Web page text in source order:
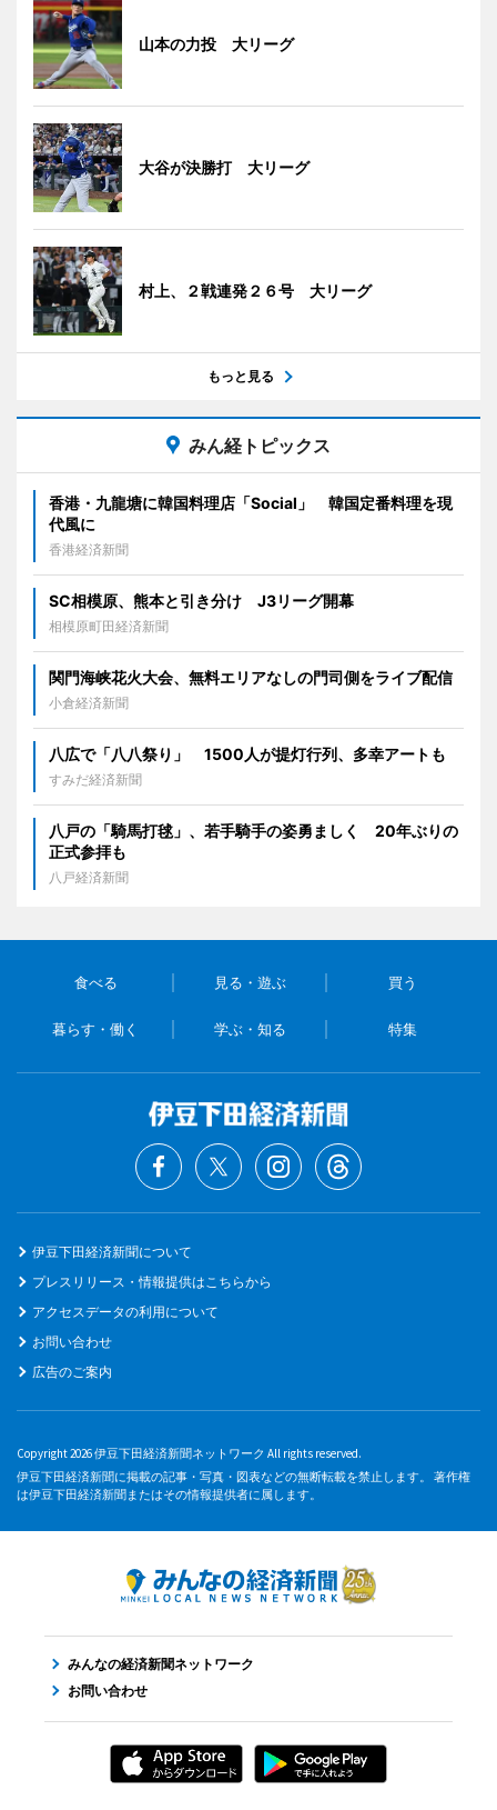
山本の力投 大リーグ
大谷が決勝打 大リーグ
村上、２戦連発２６号 大リーグ
もっと見る
みん経トピックス
香港・九龍塘に韓国料理店「Social」 韓国定番料理を現
代風に
香港経済新聞
SC相模原、熊本と引き分け J3リーグ開幕
相模原町田経済新聞
関門海峡花火大会、無料エリアなしの門司側をライブ配信
小倉経済新聞
八広で「八八祭り」 1500人が提灯行列、多幸アートも
すみだ経済新聞
八戸の「騎馬打毬」、若手騎手の姿勇ましく 20年ぶりの
正式参拝も
八戸経済新聞
食べる 見る・遊ぶ 買う
暮らす・働く 学ぶ・知る 特集
伊豆下田経済新聞について
プレスリリース・情報提供はこちらから
アクセスデータの利用について
お問い合わせ
広告のご案内
Copyright 2026 伊豆下田経済新聞ネットワーク All rights reserved.
伊豆下田経済新聞に掲載の記事・写真・図表などの無断転載を禁止します。 著作権
は伊豆下田経済新聞またはその情報提供者に属します。
みんなの経済新聞ネットワーク
お問い合わせ